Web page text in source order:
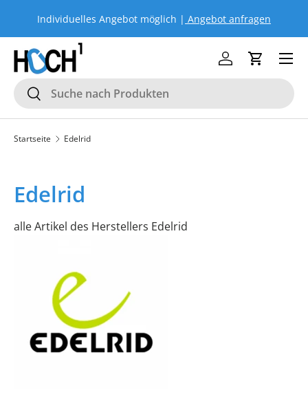
DIREKT ZUM INHALT
Individuelles Angebot möglich | Angebot anfragen
Suchen
Suchen
Einloggen
Menü
Startseite Edelrid
Edelrid
alle Artikel des Herstellers Edelrid